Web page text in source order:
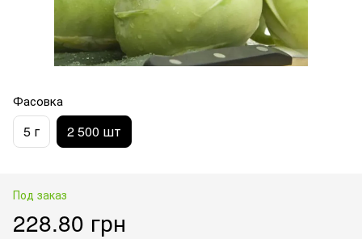
Фасовка
5 г 2 500 шт
Под заказ
228.80 грн